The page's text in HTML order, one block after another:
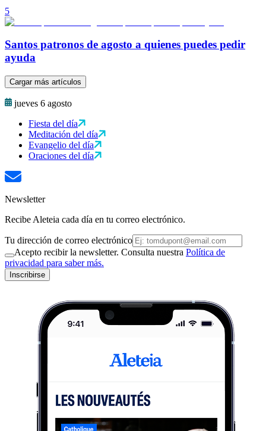
5
Santos patronos de agosto a quienes puedes pedir
ayuda
Cargar más artículos
jueves 6 agosto
Fiesta del día
Meditación del día
Evangelio del día
Oraciones del día
Newsletter
Recibe Aleteia cada día en tu correo electrónico.
Tu dirección de correo electrónico
Acepto recibir la newsletter. Consulta nuestra Política de
privacidad para saber más.
Inscribirse